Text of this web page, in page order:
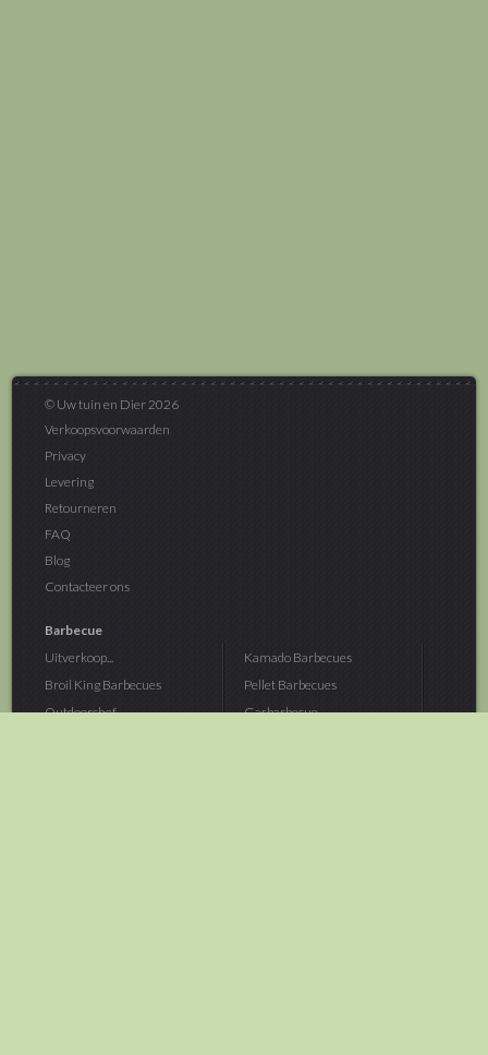
© Uw tuin en Dier 2026
Verkoopsvoorwaarden
Privacy
Levering
Retourneren
FAQ
Blog
Contacteer ons
Barbecue
Uitverkoop...
Broil King Barbecues
Outdoorchef...
Kamado Barbecues
Pellet Barbecues
Gasbarbecue